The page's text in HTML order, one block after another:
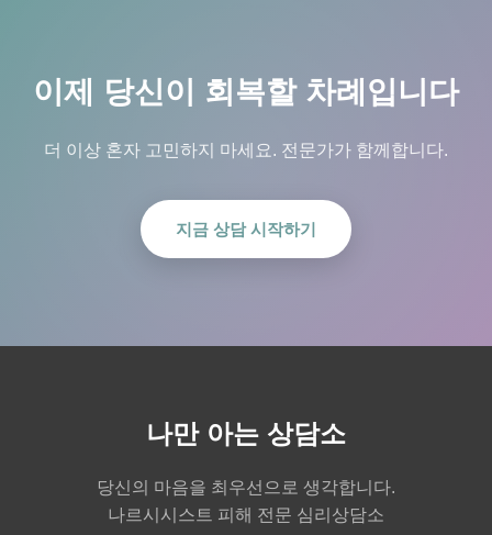
이제 당신이 회복할 차례입니다
더 이상 혼자 고민하지 마세요. 전문가가 함께합니다.
지금 상담 시작하기
나만 아는 상담소
당신의 마음을 최우선으로 생각합니다.
나르시시스트 피해 전문 심리상담소